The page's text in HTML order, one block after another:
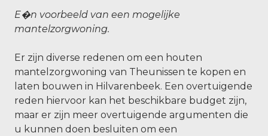
E�n voorbeeld van een mogelijke
mantelzorgwoning.
Er zijn diverse redenen om een houten
mantelzorgwoning van Theunissen te kopen en
laten bouwen in Hilvarenbeek. Een overtuigende
reden hiervoor kan het beschikbare budget zijn,
maar er zijn meer overtuigende argumenten die
u kunnen doen besluiten om een